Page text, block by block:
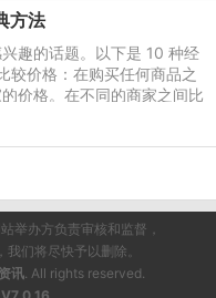
方法
趣的话题。以下是 10 种经
较价格：在购买任何商品之
价格。在不同的商家之间比
惠。
举办方负责审核和监督，
们将尽快予以删除。
讯. All rights reserved.